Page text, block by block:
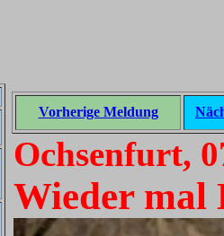
Vorherige Meldung
Ochsenfurt,
Wieder mal